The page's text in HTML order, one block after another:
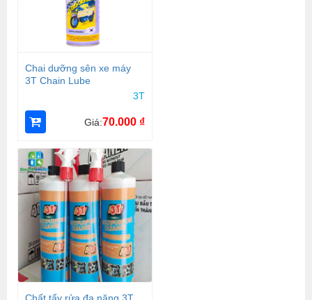
Chai dưỡng sên xe máy
3T Chain Lube
3T
Giá:70.000 ₫